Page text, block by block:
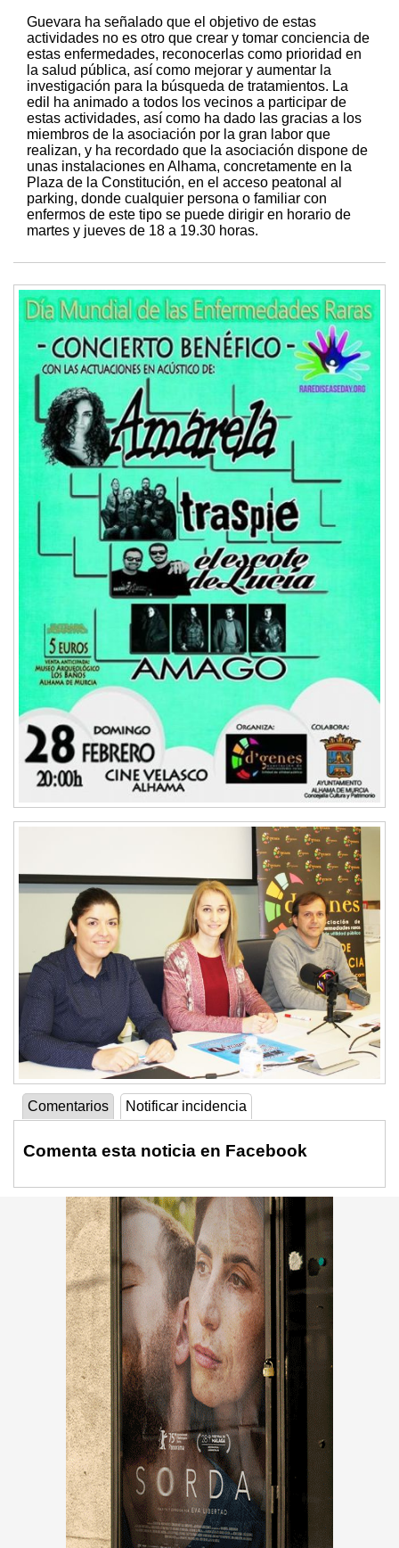
Guevara ha señalado que el objetivo de estas
actividades no es otro que crear y tomar conciencia de
estas enfermedades, reconocerlas como prioridad en
la salud pública, así como mejorar y aumentar la
investigación para la búsqueda de tratamientos. La
edil ha animado a todos los vecinos a participar de
estas actividades, así como ha dado las gracias a los
miembros de la asociación por la gran labor que
realizan, y ha recordado que la asociación dispone de
unas instalaciones en Alhama, concretamente en la
Plaza de la Constitución, en el acceso peatonal al
parking, donde cualquier persona o familiar con
enfermos de este tipo se puede dirigir en horario de
martes y jueves de 18 a 19.30 horas.
Comentarios Notificar incidencia
Comenta esta noticia en Facebook